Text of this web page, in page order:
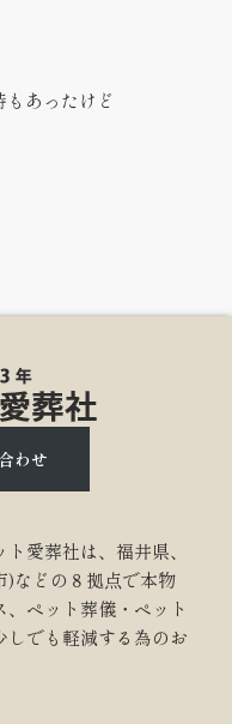
あったけど
わせ
愛葬社は、福井県、
)などの８拠点で本物
ペット葬儀・ペット
しでも軽減する為のお